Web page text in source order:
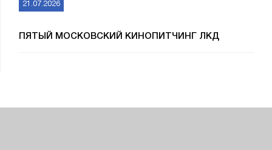
21.07.2026
ПЯТЫЙ МОСКОВСКИЙ КИНОПИТЧИНГ ЛКД